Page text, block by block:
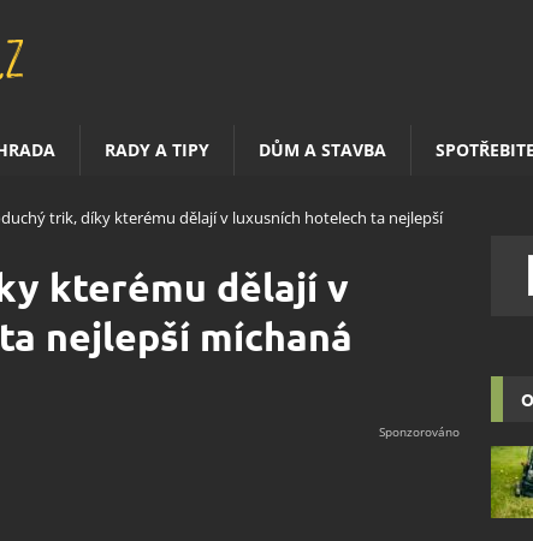
RADY A TIPY DŮM A STAVBA
trik, díky kterému dělají v luxusních hotelech ta nejlepší
kterému dělají v
nejlepší míchaná